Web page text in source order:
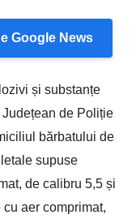
Google News
și substanțe
de Poliție
bărbatului de
supuse
de calibru 5,5 și
aer comprimat,